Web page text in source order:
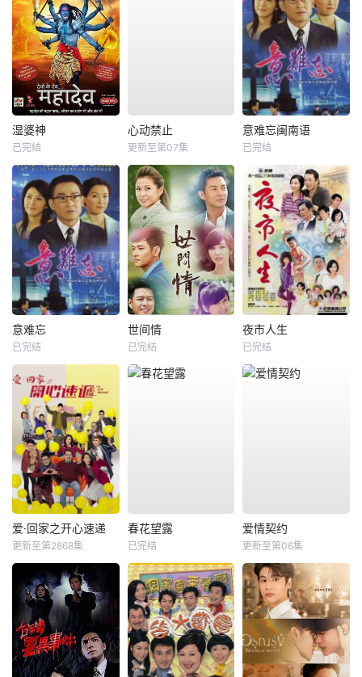
湿婆神
已完结
心动禁止
更新至第07集
意难忘闽南语
已完结
意难忘
已完结
世间情
已完结
夜市人生
已完结
爱·回家之开心速递
更新至第2868集
春花望露
已完结
爱情契约
更新至第06集